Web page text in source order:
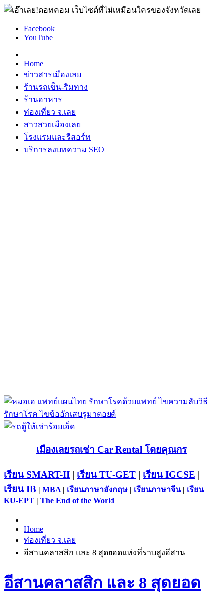
Facebook
YouTube
Home
ข่าวสารเมืองเลย
ร้านรถเข็น-ริมทาง
ร้านอาหาร
ท่องเที่ยว จ.เลย
สาวสวยเมืองเลย
โรงแรมและรีสอร์ท
บริการลงบทความ SEO
เมืองเลยรถเช่า Car Rental โดยคุณกร
เรียน SMART-II | เรียน TU-GET | เรียน IGCSE |
เรียน IB | MBA | เรียนภาษาอังกฤษ | เรียนภาษาจีน| เรียน
KU-EPT | The End of the World
Home
ท่องเที่ยว จ.เลย
อีสานคลาสสิก และ 8 สุดยอดแห่งที่ราบสูงอีสาน
อีสานคลาสสิก และ 8 สุดยอด